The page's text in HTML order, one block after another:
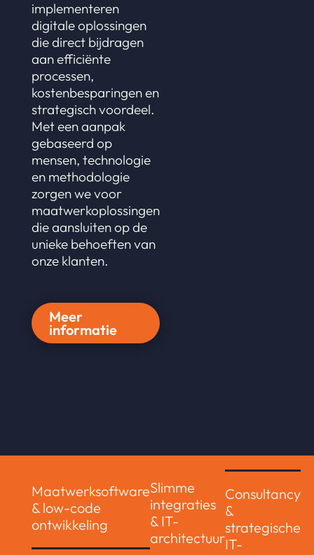
implementeren
digitale oplossingen
die direct bijdragen
aan efficiënte
processen,
kostenbesparingen en
strategisch voordeel.
Met een aanpak
gebaseerd op
mensen, technologie
en methodologie
zorgen we voor
maatwerkoplossingen
die aansluiten op de
unieke behoeften van
onze klanten.
Meer
informatie
Maatwerksoftware
& low-code
ontwikkeling
Slimme
integraties
& IT-
architectuur
Consultancy
&
strategische
IT-